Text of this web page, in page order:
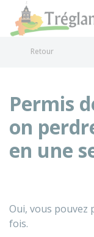
Retour
Permis
on
en une
Oui, vous pouvez
fois.